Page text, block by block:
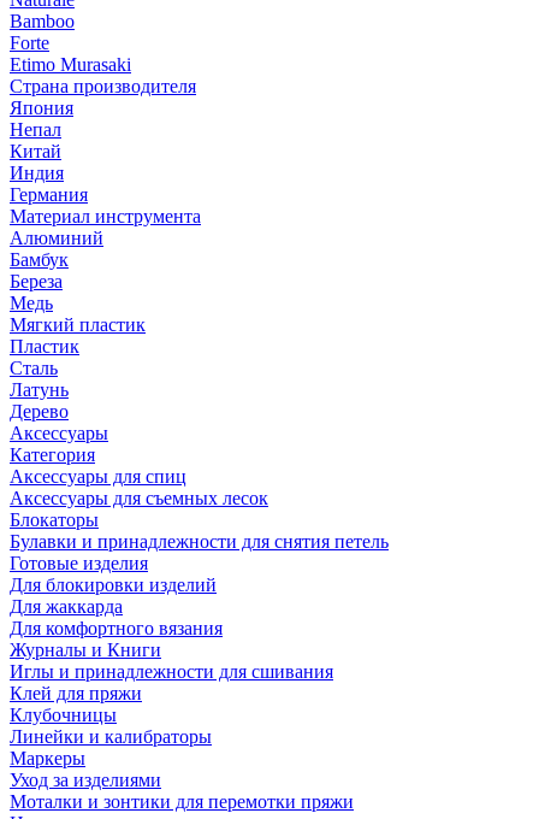
Bamboo
Forte
Etimo Murasaki
Страна производителя
Япония
Непал
Китай
Индия
Германия
Материал инструмента
Алюминий
Бамбук
Береза
Медь
Мягкий пластик
Пластик
Сталь
Латунь
Дерево
Аксессуары
Категория
Аксессуары для спиц
Аксессуары для съемных лесок
Блокаторы
Булавки и принадлежности для снятия петель
Готовые изделия
Для блокировки изделий
Для жаккарда
Для комфортного вязания
Журналы и Книги
Иглы и принадлежности для сшивания
Клей для пряжи
Клубочницы
Линейки и калибраторы
Маркеры
Уход за изделиями
Моталки и зонтики для перемотки пряжи